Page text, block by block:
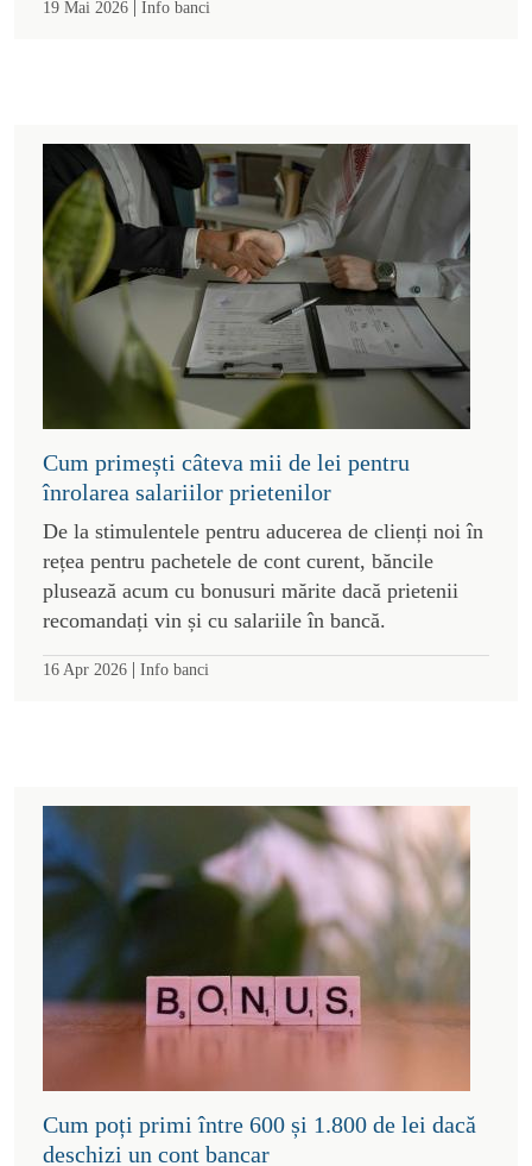
19 Mai 2026 Info banci
Cum primești câteva mii de lei pentru
înrolarea salariilor prietenilor
De la stimulentele pentru aducerea de clienți noi în
rețea pentru pachetele de cont curent, băncile
plusează acum cu bonusuri mărite dacă prietenii
recomandați vin și cu salariile în bancă.
16 Apr 2026 | Info banci
Cum poți primi între 600 și 1.800 de lei dacă
deschizi un cont bancar